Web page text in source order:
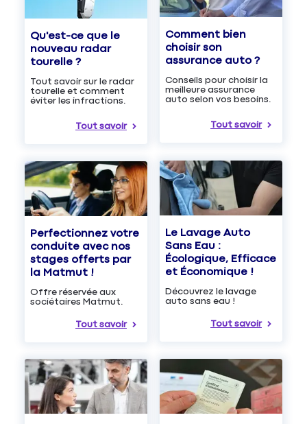
Qu'est-ce que le
nouveau radar
tourelle ?
Tout savoir sur le radar
tourelle et comment
éviter les infractions.
Tout savoir
Comment bien
choisir son
assurance auto ?
Conseils pour choisir la
meilleure assurance
auto selon vos besoins.
Tout savoir
Perfectionnez votre
conduite avec nos
stages offerts par
la Matmut !
Offre réservée aux
sociétaires Matmut.
Tout savoir
Le Lavage Auto
Sans Eau :
Écologique, Efficace
et Économique !
Découvrez le lavage
auto sans eau !
Tout savoir